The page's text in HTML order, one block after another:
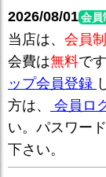
2026/08/01会員
当店は、 会員
会費は無料で
ップ会員登録
方は、
会員ロ
い。パスワー
下さい。